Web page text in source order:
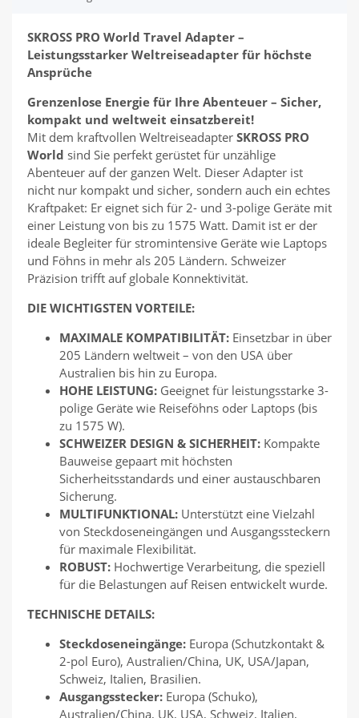
SKROSS PRO World Travel Adapter –
Leistungsstarker Weltreiseadapter für höchste
Ansprüche
Grenzenlose Energie für Ihre Abenteuer – Sicher,
kompakt und weltweit einsatzbereit!
Mit dem kraftvollen Weltreiseadapter SKROSS PRO
World sind Sie perfekt gerüstet für unzählige
Abenteuer auf der ganzen Welt. Dieser Adapter ist
nicht nur kompakt und sicher, sondern auch ein echtes
Kraftpaket: Er eignet sich für 2- und 3-polige Geräte mit
einer Leistung von bis zu 1575 Watt. Damit ist er der
ideale Begleiter für stromintensive Geräte wie Laptops
und Föhns in mehr als 205 Ländern. Schweizer
Präzision trifft auf globale Konnektivität.
DIE WICHTIGSTEN VORTEILE:
MAXIMALE KOMPATIBILITÄT:Einsetzbar in über
205 Ländern weltweit – von den USA über
Australien bis hin zu Europa.
HOHE LEISTUNG:Geeignet für leistungsstarke 3-
polige Geräte wie Reiseföhns oder Laptops (bis
zu 1575 W).
SCHWEIZER DESIGN & SICHERHEIT:Kompakte
Bauweise gepaart mit höchsten
Sicherheitsstandards und einer austauschbaren
Sicherung.
MULTIFUNKTIONAL:Unterstützt eine Vielzahl
von Steckdoseneingängen und Ausgangssteckern
für maximale Flexibilität.
ROBUST:Hochwertige Verarbeitung, die speziell
für die Belastungen auf Reisen entwickelt wurde.
TECHNISCHE DETAILS:
Steckdoseneingänge:Europa (Schutzkontakt &
2-pol Euro), Australien/China, UK, USA/Japan,
Schweiz, Italien, Brasilien.
Ausgangsstecker:Europa (Schuko),
Australien/China, UK, USA, Schweiz, Italien,